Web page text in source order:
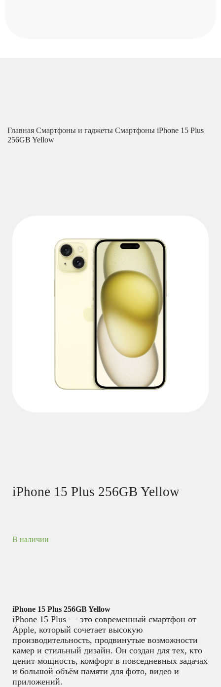
Главная Смартфоны и гаджеты Смартфоны iPhone 15 Plus
256GB Yellow
iPhone 15 Plus 256GB Yellow
В наличии
iPhone 15 Plus 256GB Yellow
iPhone 15 Plus — это современный смартфон от
Apple, который сочетает высокую
производительность, продвинутые возможности
камер и стильный дизайн. Он создан для тех, кто
ценит мощность, комфорт в повседневных задачах
и большой объём памяти для фото, видео и
приложений.